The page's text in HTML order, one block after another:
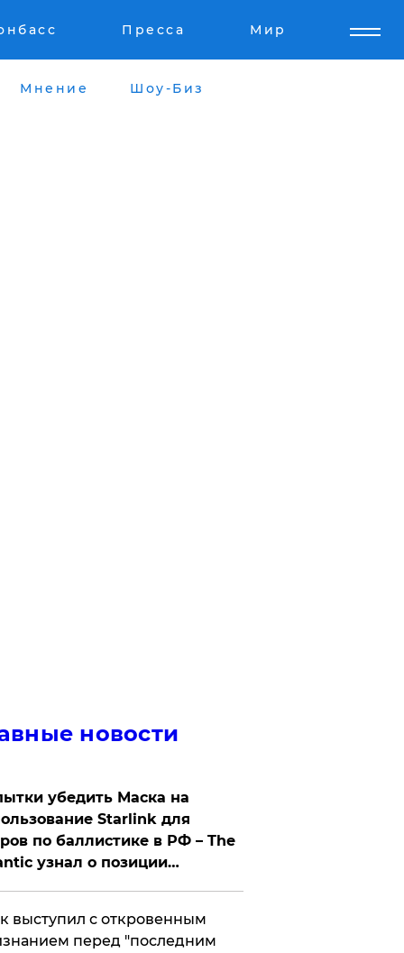
Пресса Мир
Мнение Шоу-Биз
новости
убедить Маска на
Starlink для
по баллистике в РФ – The
узнал о позиции
выступил с откровенным
перед "последним